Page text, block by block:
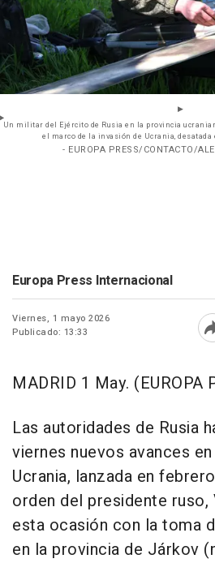
Un militar del Ejército de Rusia en la provincia
el marco de la invasión de Ucrania,
- EUROPA PRESS/CONTACTO/
Europa Press Internacional
Viernes, 1 mayo 2026
Publicado: 13:33
MADRID 1 May. (EUROPA
Las autoridades de Rusia
viernes nuevos avances
Ucrania, lanzada en
orden del presidente ruso,
esta ocasión con la toma
en la provincia de Járkov